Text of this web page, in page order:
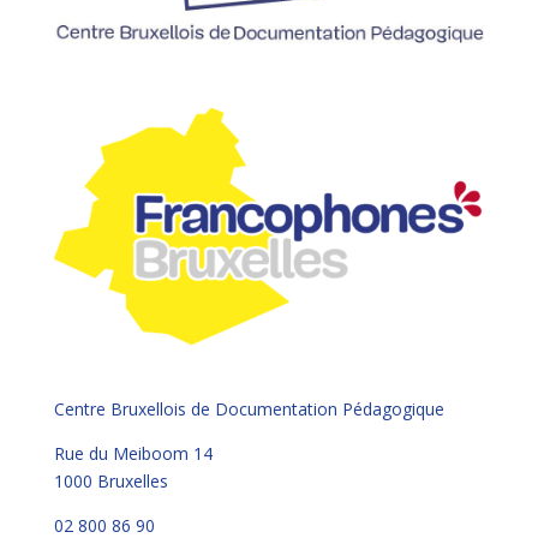
Centre Bruxellois de Documentation Pédagogique
Rue du Meiboom 14
1000 Bruxelles
02 800 86 90